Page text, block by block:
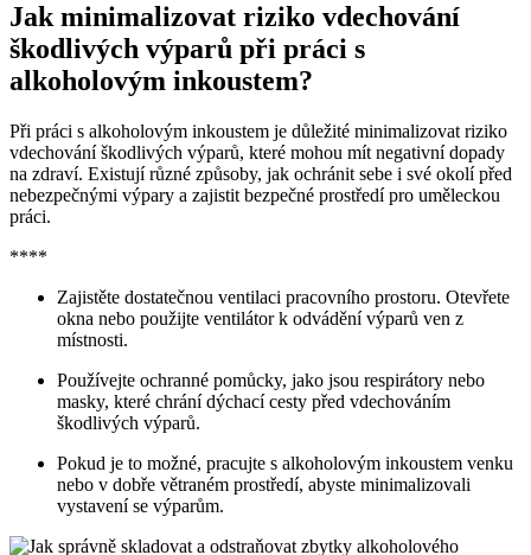
Jak minimalizovat riziko vdechování
škodlivých výparů při práci s
alkoholovým inkoustem?
Při práci s alkoholovým inkoustem je důležité minimalizovat riziko
vdechování škodlivých výparů, které mohou mít negativní dopady
na zdraví. Existují různé způsoby, jak ochránit sebe i své okolí před
nebezpečnými výpary a zajistit bezpečné prostředí pro uměleckou
práci.
****
Zajistěte dostatečnou ventilaci pracovního prostoru. Otevřete
okna nebo použijte ventilátor k odvádění výparů ven z
místnosti.
Používejte ochranné pomůcky, jako jsou respirátory nebo
masky, které chrání dýchací cesty před vdechováním
škodlivých výparů.
Pokud je to možné, pracujte s alkoholovým inkoustem venku
nebo v dobře větraném prostředí, abyste minimalizovali
vystavení se výparům.